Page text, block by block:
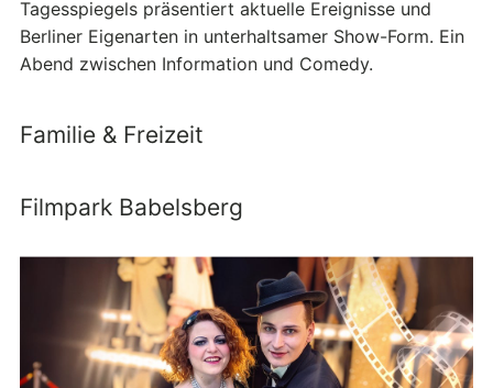
Tagesspiegels präsentiert aktuelle Ereignisse und
Berliner Eigenarten in unterhaltsamer Show-Form. Ein
Abend zwischen Information und Comedy.
Familie & Freizeit
Filmpark Babelsberg